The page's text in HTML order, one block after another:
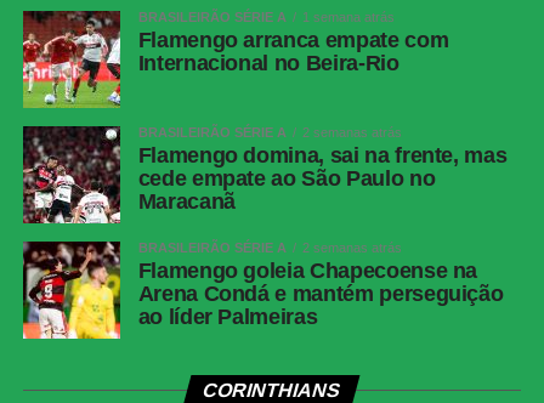
Messenger
LinkedIn
Share
BRASILEIRÃO SÉRIE A 1 semana atrás
Flamengo arranca empate com
Internacional no Beira-Rio
BRASILEIRÃO SÉRIE A 2 semanas atrás
Flamengo domina, sai na frente, mas
cede empate ao São Paulo no
Maracanã
BRASILEIRÃO SÉRIE A 2 semanas atrás
Flamengo goleia Chapecoense na
Arena Condá e mantém perseguição
ao líder Palmeiras
CORINTHIANS